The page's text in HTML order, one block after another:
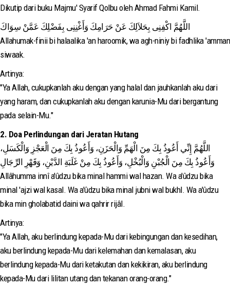
Dikutip dari buku Majmu' Syarif Qolbu oleh Ahmad Fahmi Kamil.
اللَّهُمَّ اكْفِنِى بِحَلاَلِكَ عَنْ حَرَامِكَ وَأَغْنِنِى بِفَضْلِكَ عَمَّنْ سِوَاكَ
Allahumak-finii bi halaalika 'an haroomik, wa agh-niniy bi fadhlika 'amman
siwaak.
Artinya:
"Ya Allah, cukupkanlah aku dengan yang halal dan jauhkanlah aku dari
yang haram, dan cukupkanlah aku dengan karunia-Mu dari bergantung
pada selain-Mu."
2. Doa Perlindungan dari Jeratan Hutang
اللَّهُمَّ إِنِّي أَعُوذُ بِكَ مِنَ الْهَمِّ وَالْحَزَنِ، وَأَعُوذُ بِكَ مِنَ الْعَجْزِ وَالْكَسَلِ،
وَأَعُوذُ بِكَ مِنَ الْجُبْنِ وَالْبُخْلِ، وَأَعُوذُ بِكَ مِنْ غَلَبَةِ الدَّيْنِ، وَقَهْرِ الرِّجَالِ
Allâhumma innî a'ûdzu bika minal hammi wal hazan. Wa a'ûdzu bika
minal 'ajzi wal kasal. Wa a'ûdzu bika minal jubni wal bukhl. Wa a'ûdzu
bika min gholabatid daini wa qahrir rijâl.
Artinya:
"Ya Allah, aku berlindung kepada-Mu dari kebingungan dan kesedihan,
aku berlindung kepada-Mu dari kelemahan dan kemalasan, aku
berlindung kepada-Mu dari ketakutan dan kekikiran, aku berlindung
kepada-Mu dari lilitan utang dan tekanan orang-orang."